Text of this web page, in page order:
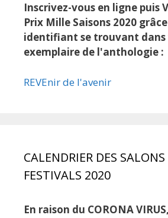
Inscrivez-vous en ligne puis
Prix Mille Saisons 2020
identifiant se trouvant
exemplaire de l'anthologie :
REVEnir de l'avenir
CALENDRIER DES SALONS
FESTIVALS 2020
En raison du CORONA